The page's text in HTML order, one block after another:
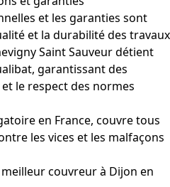
et les garanties sont
et la durabilité des travaux
Saint Sauveur détient
garantissant des
le respect des normes
en France, couvre tous
les vices et les malfaçons
couvreur à Dijon en